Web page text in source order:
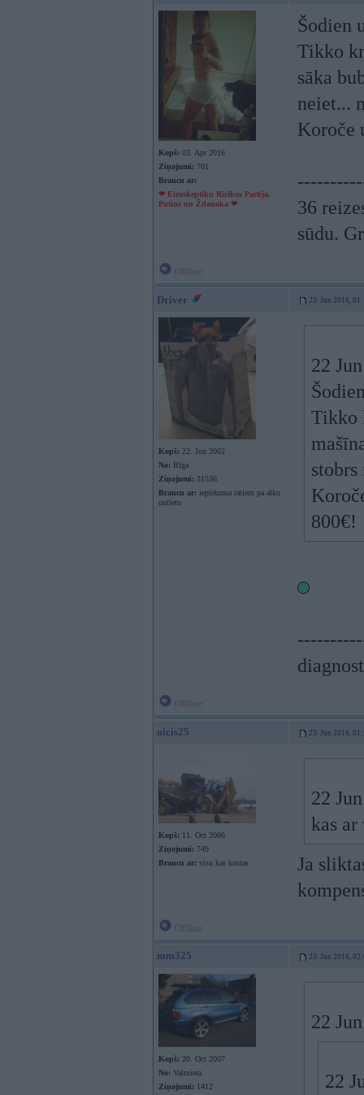
Kopš: 03. Apr 2016
Ziņojumi: 701
Braucu ar:
❤ Eiroskeptiķu Rīcības Partija,
Putins un Ždanoka ❤
Šodien
Tikko
sāka
neiet...
Koroče
36
sūdu.
Driver 23. Jun 2016,
Kopš: 22. Jun 2002
No: Rīga
Ziņojumi: 31536
Braucu ar: iepirkuma ratiem pa alko
outletu
22
Tikko
800€!
aicis25 23. Jun 2016,
Kopš: 11. Oct 2006
Ziņojumi: 749
Braucu ar: visu kas kustas
22
kas
Ja
mm325 23. Jun 2016,
Kopš: 20. Oct 2007
No: Valmiera
Ziņojumi: 1412
22
22